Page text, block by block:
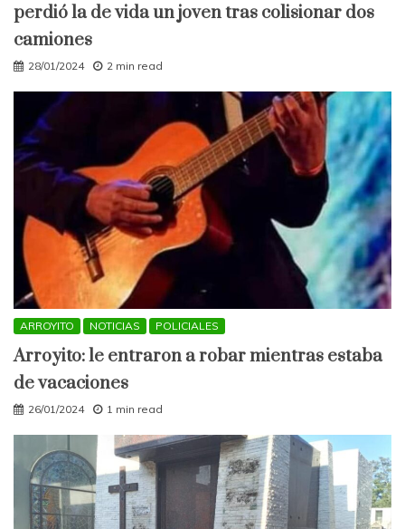
perdió la de vida un joven tras colisionar dos
camiones
28/01/2024 2 min read
ARROYITO NOTICIAS POLICIALES
Arroyito: le entraron a robar mientras estaba
de vacaciones
26/01/2024 1 min read